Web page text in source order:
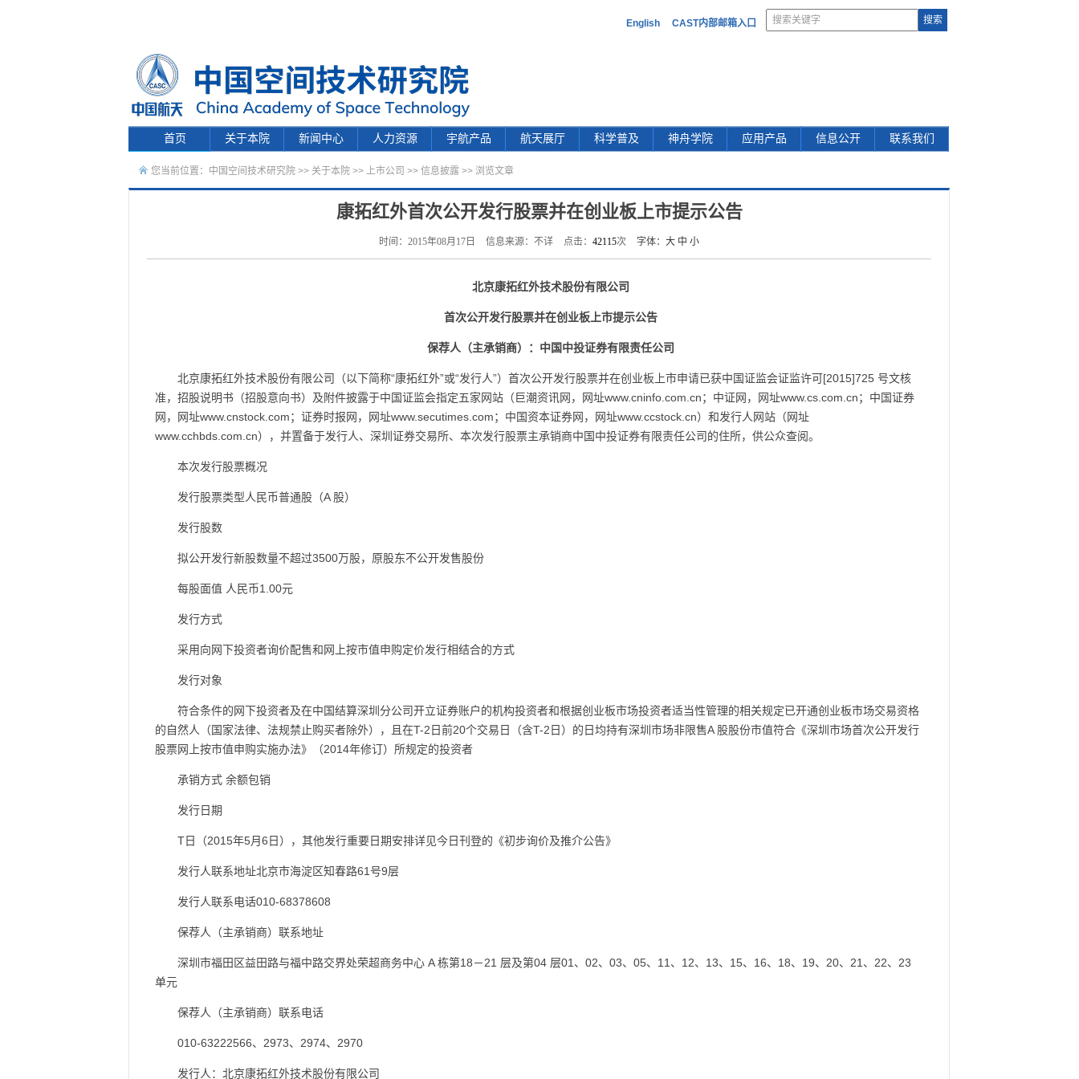
English CAST内部邮箱入口
首页 关于本院 新闻中心 人力资源 宇航产品 航天展厅 科学普及 神舟学院 应用产品 信息公开 联系我们
您当前位置： 中国空间技术研究院 >> 关于本院 >> 上市公司 >> 信息披露 >> 浏览文章
康拓红外首次公开发行股票并在创业板上市提示公告
时间：2015年08月17日 信息来源：不详 点击： 42115次 字体： 大 中 小
北京康拓红外技术股份有限公司
首次公开发行股票并在创业板上市提示公告
保荐人（主承销商）：中国中投证券有限责任公司
北京康拓红外技术股份有限公司（以下简称“康拓红外”或“发行人”）首次公开发行股票并在创业板上市申请已获中国证监会证监许可[2015]725 号文核
准，招股说明书（招股意向书）及附件披露于中国证监会指定五家网站（巨潮资讯网，网址www.cninfo.com.cn；中证网，网址www.cs.com.cn；中国证券
网，网址www.cnstock.com；证券时报网，网址www.secutimes.com；中国资本证券网，网址www.ccstock.cn）和发行人网站（网址
www.cchbds.com.cn），并置备于发行人、深圳证券交易所、本次发行股票主承销商中国中投证券有限责任公司的住所，供公众查阅。
本次发行股票概况
发行股票类型人民币普通股（A 股）
发行股数
拟公开发行新股数量不超过3500万股，原股东不公开发售股份
每股面值 人民币1.00元
发行方式
采用向网下投资者询价配售和网上按市值申购定价发行相结合的方式
发行对象
符合条件的网下投资者及在中国结算深圳分公司开立证券账户的机构投资者和根据创业板市场投资者适当性管理的相关规定已开通创业板市场交易资格
的自然人（国家法律、法规禁止购买者除外），且在T-2日前20个交易日（含T-2日）的日均持有深圳市场非限售A 股股份市值符合《深圳市场首次公开发行
股票网上按市值申购实施办法》（2014年修订）所规定的投资者
承销方式 余额包销
发行日期
T日（2015年5月6日），其他发行重要日期安排详见今日刊登的《初步询价及推介公告》
发行人联系地址北京市海淀区知春路61号9层
发行人联系电话010-68378608
保荐人（主承销商）联系地址
深圳市福田区益田路与福中路交界处荣超商务中心 A 栋第18－21 层及第04 层01、02、03、05、11、12、13、15、16、18、19、20、21、22、23
单元
保荐人（主承销商）联系电话
010-63222566、2973、2974、2970
发行人：北京康拓红外技术股份有限公司